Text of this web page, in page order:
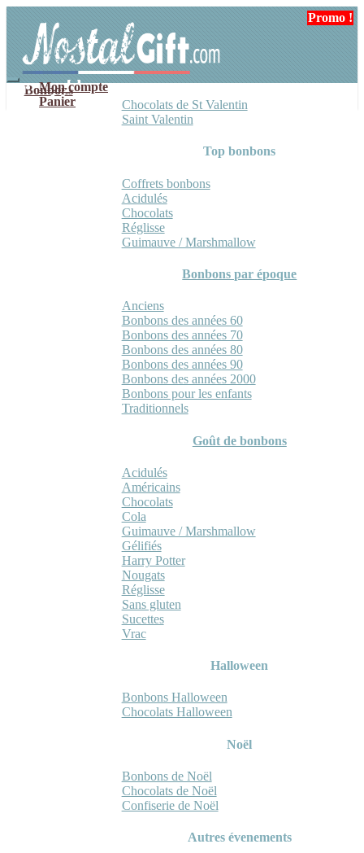
navigation
contenu
Mon compte
Panier
Bonbons
Chocolats de St Valentin
Saint Valentin
Top bonbons
Coffrets bonbons
Acidulés
Chocolats
Réglisse
Guimauve / Marshmallow
Bonbons par époque
Anciens
Bonbons des années 60
Bonbons des années 70
Bonbons des années 80
Bonbons des années 90
Bonbons des années 2000
Bonbons pour les enfants
Traditionnels
Goût de bonbons
Acidulés
Américains
Chocolats
Cola
Guimauve / Marshmallow
Gélifiés
Harry Potter
Nougats
Réglisse
Sans gluten
Sucettes
Vrac
Halloween
Bonbons Halloween
Chocolats Halloween
Noël
Bonbons de Noël
Chocolats de Noël
Confiserie de Noël
Autres évenements
Promo !